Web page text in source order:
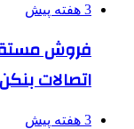
3 هفته پیش
فروش
اتصالات
3 هفته پیش